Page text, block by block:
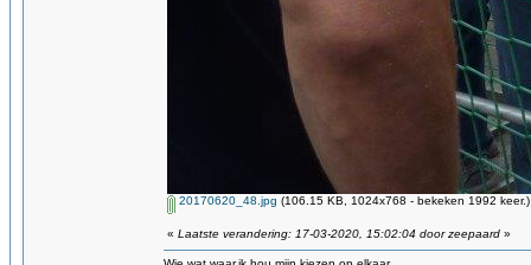
20170620_48.jpg (106.15 KB, 1024x768 - bekeken 1992 keer.)
« Laatste verandering: 17-03-2020, 15:02:04 door zeepaard »